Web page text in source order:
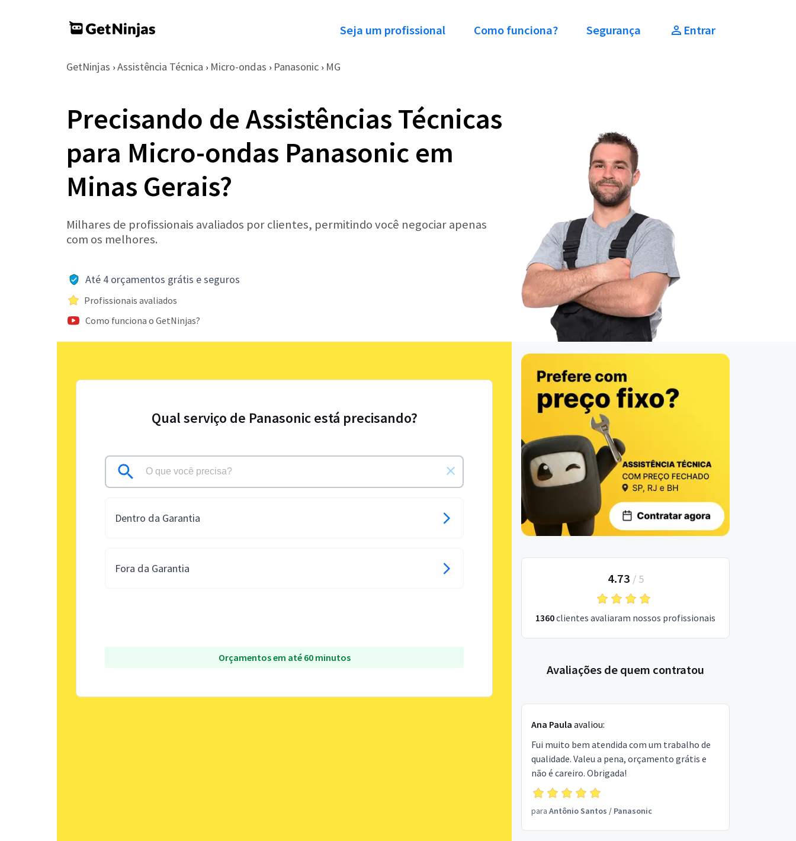
Seja um profissional Como funciona? Segurança Entrar
GetNinjas › Assistência Técnica › Micro-ondas › Panasonic › MG
Precisando de Assistências Técnicas
para Micro-ondas Panasonic em
Minas Gerais?
Milhares de profissionais avaliados por clientes, permitindo você negociar apenas
com os melhores.
Até 4 orçamentos grátis e seguros
Profissionais avaliados
Como funciona o GetNinjas?
Qual serviço de Panasonic está precisando?
Dentro da Garantia
Fora da Garantia
Orçamentos em até 60 minutos
4.73 / 5
1360clientes avaliaram nossos profissionais
Avaliações de quem contratou
Ana Paula avaliou:
Fui muito bem atendida com um trabalho de
qualidade. Valeu a pena, orçamento grátis e
não é careiro. Obrigada!
para Antônio Santos / Panasonic